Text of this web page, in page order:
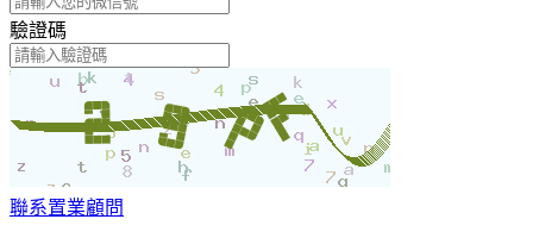
驗證碼
聯系置業顧問